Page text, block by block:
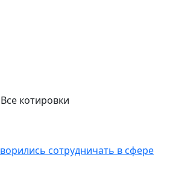
Все котировки